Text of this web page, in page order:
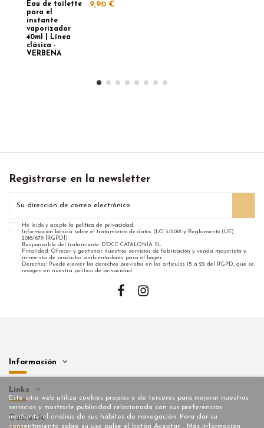
Eau de toilette
para el
instante
vaporizador
40ml | Línea
clásica -
VERBENA
9,90 €
Registrarse en la newsletter
He leído y acepto la política de privacidad .
Información básica sobre el tratamiento de datos (LO 3/2018 y Reglamento (UE)
2016/679 [RGPD])
Responsable del tratamiento: D'OCC CATALONIA SL
Finalidad: Ofrecer y gestionar nuestros servicios de fabricación y venda mayorista y
minorista de productos ambientadores para el hogar.
Derechos: Puede ejercer los derechos previstos en los artículos 15 a 22 del RGPD, que se
recogen en nuestra política de privacidad.
Información
Links
Contacto
Este sitio web utiliza cookies propias y de terceros para mejorar nuestros
servicios y mostrarle publicidad relacionada con sus preferencias
mediante el análisis de sus hábitos de navegación. Para dar su
consentimiento sobre su uso pulse el botón Aceptar.
Más información